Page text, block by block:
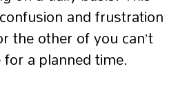
and frustration
the other of you can’t
a planned time.